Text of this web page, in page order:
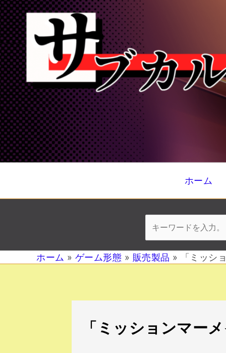
内
容
を
ス
キ
ッ
プ
ホーム
ホーム ゲーム形態 販売製品 「ミッシ
「ミッションマー
稿